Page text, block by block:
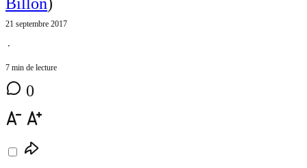
21 septembre 2017
⋅
7 min de lecture
0